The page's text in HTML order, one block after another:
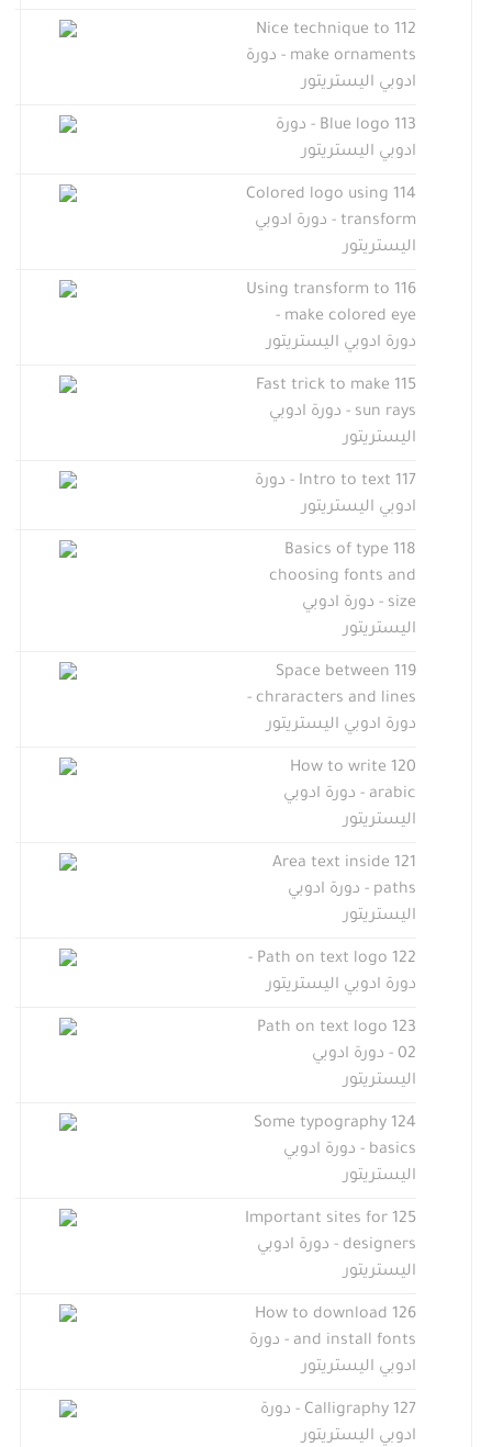
112 Nice technique to
make ornaments - دورة
ادوبي اليستريتور
113 Blue logo - دورة
ادوبي اليستريتور
114 Colored logo using
transform - دورة ادوبي
اليستريتور
116 Using transform to
make colored eye -
دورة ادوبي اليستريتور
115 Fast trick to make
sun rays - دورة ادوبي
اليستريتور
117 Intro to text - دورة
ادوبي اليستريتور
118 Basics of type
choosing fonts and
size - دورة ادوبي
اليستريتور
119 Space between
chraracters and lines -
دورة ادوبي اليستريتور
120 How to write
arabic - دورة ادوبي
اليستريتور
121 Area text inside
paths - دورة ادوبي
اليستريتور
122 Path on text logo -
دورة ادوبي اليستريتور
123 Path on text logo
02 - دورة ادوبي
اليستريتور
124 Some typography
basics - دورة ادوبي
اليستريتور
125 Important sites for
designers - دورة ادوبي
اليستريتور
126 How to download
and install fonts - دورة
ادوبي اليستريتور
127 Calligraphy - دورة
ادوبي اليستريتور